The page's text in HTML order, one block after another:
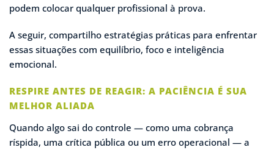
podem colocar qualquer profissional à prova.
A seguir, compartilho estratégias práticas para enfrentar
essas situações com equilíbrio, foco e inteligência
emocional.
RESPIRE ANTES DE REAGIR: A PACIÊNCIA É SUA
MELHOR ALIADA
Quando algo sai do controle — como uma cobrança
ríspida, uma crítica pública ou um erro operacional — a